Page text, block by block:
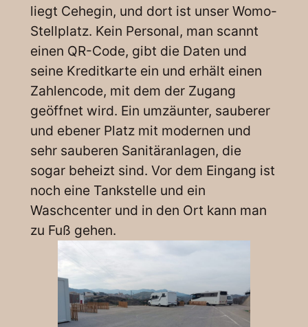
liegt Cehegin, und dort ist unser Womo-
Stellplatz. Kein Personal, man scannt
einen QR-Code, gibt die Daten und
seine Kreditkarte ein und erhält einen
Zahlencode, mit dem der Zugang
geöffnet wird. Ein umzäunter, sauberer
und ebener Platz mit modernen und
sehr sauberen Sanitäranlagen, die
sogar beheizt sind. Vor dem Eingang ist
noch eine Tankstelle und ein
Waschcenter und in den Ort kann man
zu Fuß gehen.